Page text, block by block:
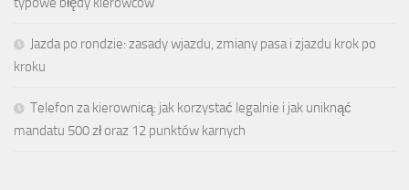
Jazda po rondzie: zasady wjazdu, zmiany pasa i zjazdu krok po
kroku
Telefon za kierownicą: jak korzystać legalnie i jak uniknąć
mandatu 500 zł oraz 12 punktów karnych